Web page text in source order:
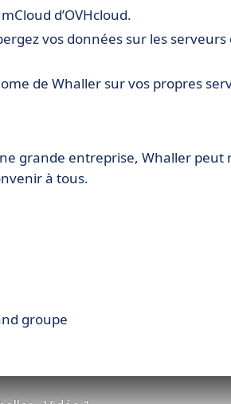
d’OVHcloud.
vos données sur les
de Whaller sur vos propres
grande entreprise, Whaller peut
à tous.
groupe